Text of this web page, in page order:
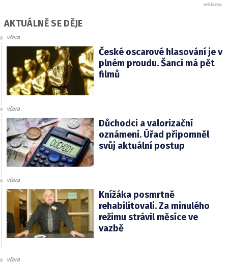
AKTUÁLNĚ SE DĚJE
včera
České oscarové hlasování je v
plném proudu. Šanci má pět
filmů
včera
Důchodci a valorizační
oznámení. Úřad připomněl
svůj aktuální postup
včera
Knížáka posmrtně
rehabilitovali. Za minulého
režimu strávil měsíce ve
vazbě
včera